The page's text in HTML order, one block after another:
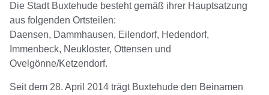
Die Stadt Buxtehude besteht gemäß ihrer Hauptsatzung
aus folgenden Ortsteilen:
Daensen, Dammhausen, Eilendorf, Hedendorf,
Immenbeck, Neukloster, Ottensen und
Ovelgönne/Ketzendorf.
Seit dem 28. April 2014 trägt Buxtehude den Beinamen